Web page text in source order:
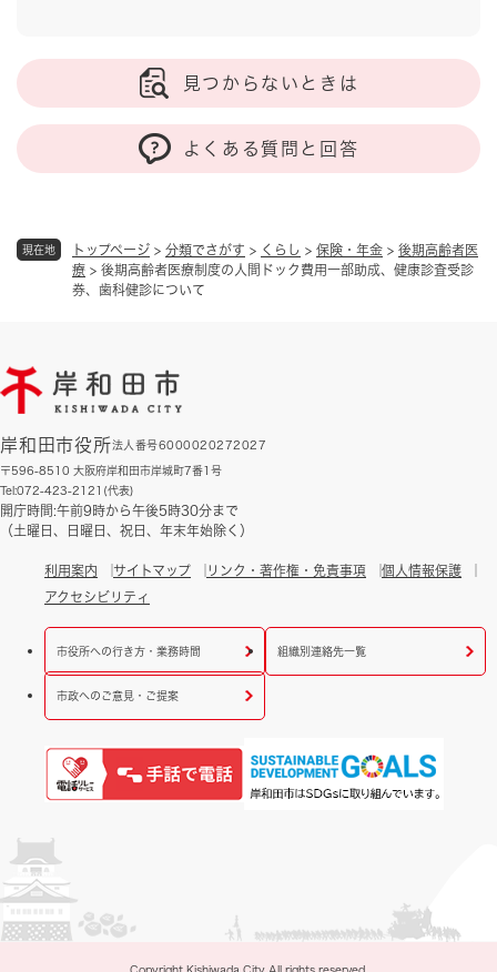
現在地 トップページ > 分類でさがす > くらし > 保険・年金 > 後期高齢者医
療 > 後期高齢者医療制度の人間ドック費用一部助成、健康診査受診
券、歯科健診について
見つからないときは
よくある質問と回答
岸和田市役所法人番号6000020272027
〒596-8510 大阪府岸和田市岸城町7番1号
Tel:072-423-2121(代表)
開庁時間:午前9時から午後5時30分まで
（土曜日、日曜日、祝日、年末年始除く）
利用案内 サイトマップ リンク・著作権・免責事項
個人情報保護
アクセシビリティ
市役所への行き方・業務時間 組織別連絡先一覧
市政へのご意見・ご提案
Copyright Kishiwada City All rights reserved.